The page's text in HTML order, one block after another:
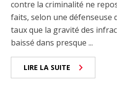
contre la criminalité ne
faits, selon une défenseuse
taux que la gravité des
baissé dans presque ...
LIRE LA SUITE